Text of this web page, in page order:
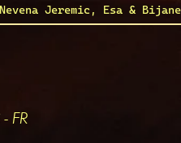
Jeremic, Esa &
FR